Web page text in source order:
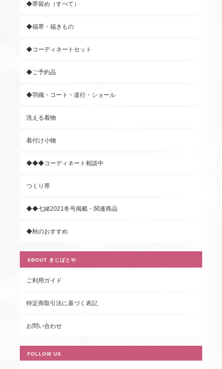
◆帯留め（すべて）
◆福帯・福きもの
◆コーディネートセット
◆ご予約品
◆羽織・コート・道行・ショール
洗える着物
着付け小物
◆◆◆コーディネート相談中
つくり帯
◆◆七緒2021冬号掲載・関連商品
◆秋のおすすめ
ABOUT きじばとや
ご利用ガイド
特定商取引法に基づく表記
お問い合わせ
FOLLOW US